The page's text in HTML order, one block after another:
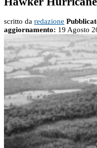
scritto da redazione
aggiornamento: 19 Agosto